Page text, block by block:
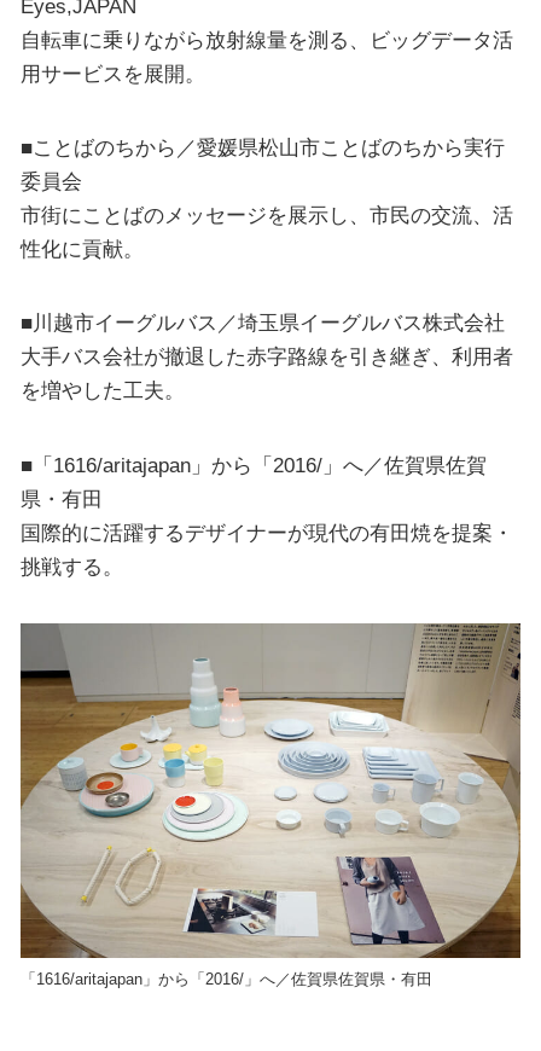
Eyes,JAPAN
自転車に乗りながら放射線量を測る、ビッグデータ活
用サービスを展開。
■ことばのちから／愛媛県松山市ことばのちから実行
委員会
市街にことばのメッセージを展示し、市民の交流、活
性化に貢献。
■川越市イーグルバス／埼玉県イーグルバス株式会社
大手バス会社が撤退した赤字路線を引き継ぎ、利用者
を増やした工夫。
■「1616/aritajapan」から「2016/」へ／佐賀県佐賀
県・有田
国際的に活躍するデザイナーが現代の有田焼を提案・
挑戦する。
「1616/aritajapan」から「2016/」へ／佐賀県佐賀県・有田